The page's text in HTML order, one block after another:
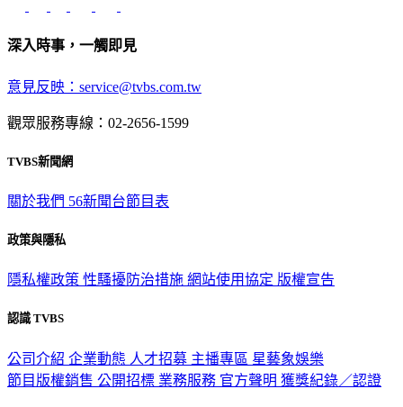
深入時事，一觸即見
意見反映：service@tvbs.com.tw
觀眾服務專線：02-2656-1599
TVBS新聞網
關於我們 56新聞台節目表
政策與隱私
隱私權政策 性騷擾防治措施 網站使用協定 版權宣告
認識 TVBS
公司介紹 企業動態 人才招募 主播專區 星藝象娛樂
節目版權銷售 公開招標 業務服務 官方聲明 獲獎紀錄／認證